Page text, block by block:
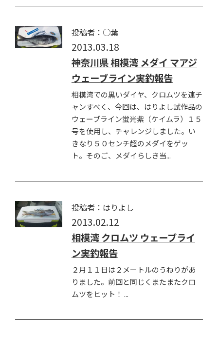
投稿者：○葉
2013.03.18
神奈川県 相模湾 メダイ マアジ
ウェーブライン実釣報告
相模湾での黒いダイヤ、クロムツを連チ
ャンすべく、今回は、はりよし試作品の
ウェーブライン蛍光紫（ケイムラ）１５
号を使用し、チャレンジしました。い
きなり５０センチ超のメダイをゲッ
ト。そのご、メダイらしき当...
投稿者：はりよし
2013.02.12
相模湾 クロムツ ウェーブライ
ン実釣報告
２月１１日は２メートルのうねりがあ
りました。前回と同じくまたまたクロ
ムツをヒット！ ...